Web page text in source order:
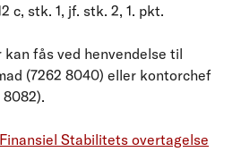
c, stk. 1, jf. stk. 2, 1. pkt.
fås ved henvendelse til
(7262 8040) eller kontorchef
Stabilitets overtagelse